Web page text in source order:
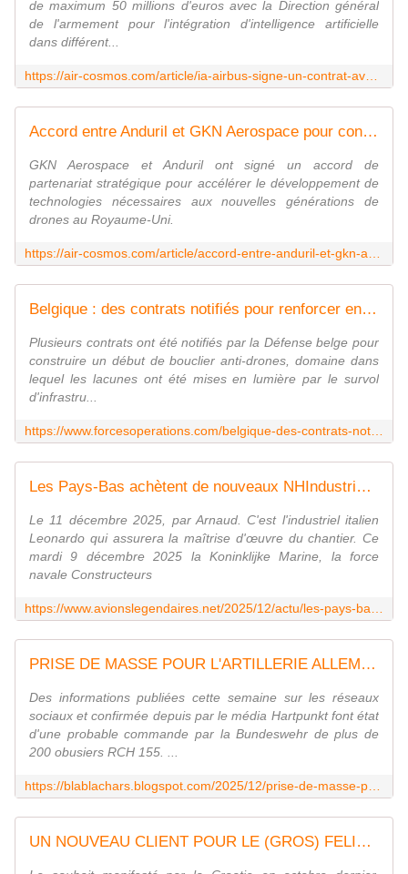
de maximum 50 millions d'euros avec la Direction général
de l'armement pour l'intégration d'intelligence artificielle
dans différent...
Accord entre Anduril et GKN Aerospace pour concevoir les prochains drones britanniques
GKN Aerospace et Anduril ont signé un accord de
partenariat stratégique pour accélérer le développement de
technologies nécessaires aux nouvelles générations de
drones au Royaume-Uni.
Belgique : des contrats notifiés pour renforcer en urgence le bouclier anti-drones - FOB - Forces Operations Blog
Plusieurs contrats ont été notifiés par la Défense belge pour
construire un début de bouclier anti-drones, domaine dans
lequel les lacunes ont été mises en lumière par le survol
d'infrastru...
Les Pays-Bas achètent de nouveaux NHIndustries NH-90 NFH. - avionslegendaires.net
Le 11 décembre 2025, par Arnaud. C'est l'industriel italien
Leonardo qui assurera la maîtrise d'œuvre du chantier. Ce
mardi 9 décembre 2025 la Koninklijke Marine, la force
navale Constructeurs
PRISE DE MASSE POUR L'ARTILLERIE ALLEMANDE
Des informations publiées cette semaine sur les réseaux
sociaux et confirmée depuis par le média Hartpunkt font état
d'une probable commande par la Bundeswehr de plus de
200 obusiers RCH 155. ...
UN NOUVEAU CLIENT POUR LE (GROS) FELIN ALLEMAND